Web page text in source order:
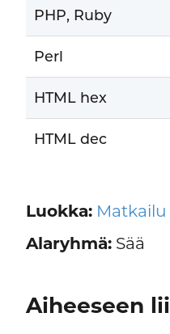
PHP, Ruby
Perl
HTML hex
HTML dec
Luokka:
Alaryhmä:Sää
Aiheeseen